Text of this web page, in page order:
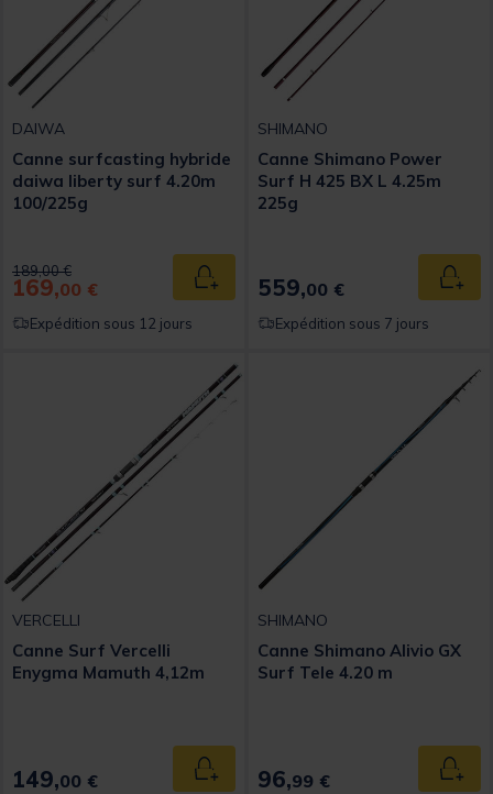
DAIWA
Canne surfcasting hybride
daiwa liberty surf 4.20m
100/225g
Price reduced from
189,00 €to
169,00 € Ajouter au panier
Expédition sous 12 jours
SHIMANO
Canne Shimano Power
Surf H 425 BX L 4.25m
225g
559,00 €
Expédition sous 7 jours
VERCELLI
Canne Surf Vercelli
Enygma Mamuth 4,12m
149,00 € Ajouter au panier
SHIMANO
Canne Shimano Alivio GX
Surf Tele 4.20 m
96,99 €